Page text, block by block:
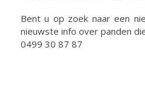
Bent u op zoek naar een
nieuwste info over panden
0499 30 87 87